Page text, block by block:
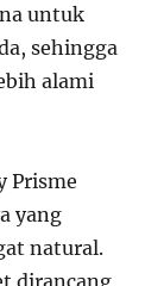
untuk
sehingga
alami
Prisme
yang
natural.
dirancang